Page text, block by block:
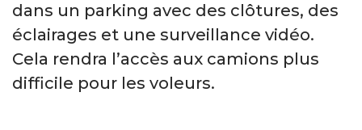
dans un parking avec des clôtures, des
éclairages et une surveillance vidéo.
Cela rendra l’accès aux camions plus
difficile pour les voleurs.